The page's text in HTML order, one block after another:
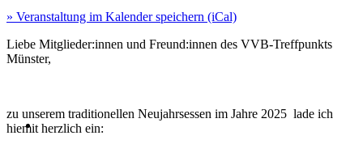
» Veranstaltung im Kalender speichern (iCal)
Liebe Mitglieder:innen und Freund:innen des VVB-Treffpunkts
Münster,
zu unserem traditionellen Neujahrsessen im Jahre 2025 lade ich
hiemit herzlich ein: